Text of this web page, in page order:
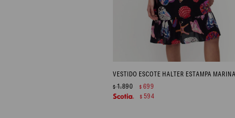
$1.890 $ 699
$ 594